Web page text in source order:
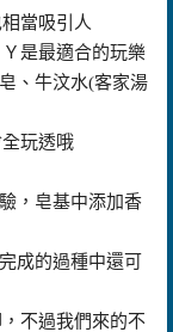
當吸引人
是最適合的玩樂
、牛汶水(客家湯
玩透哦
，皂基中添加香
成的過種中還可
不過我們來的不